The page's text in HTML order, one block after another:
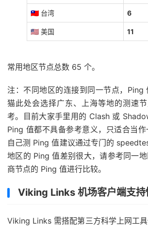
🇹🇼 台湾 6
🇺🇸 美国 11
常用地区节点总数 65 个。
注：不同地区的连接到同一节点，Ping
猫此处会选择广东、上海等地的测速
考。目前大家手里用的 Clash 或
Ping 值都不具备参考意义，只适合当作
自己测 Ping 值建议通过专门的
地区的 Ping 值差别很大，请参考同一
商节点的 Ping 值进行比较。
Viking Links 机场客户端支持
Viking Links 需搭配第三方科学上网工